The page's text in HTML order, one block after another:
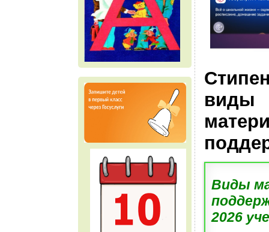
виды
Виды
2026